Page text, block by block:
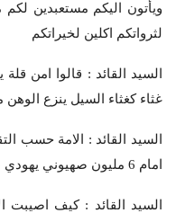
ويأتون اليكم مستعبدين
لثرواتكم اكلين لخيراتكم
السيد القائد : قالوا امن
غثاء كغثاء السيل ينزع
امام 6 مليون صهيوني يهودي على ارض فلسطين
السيد القائد : كيف اصيبت